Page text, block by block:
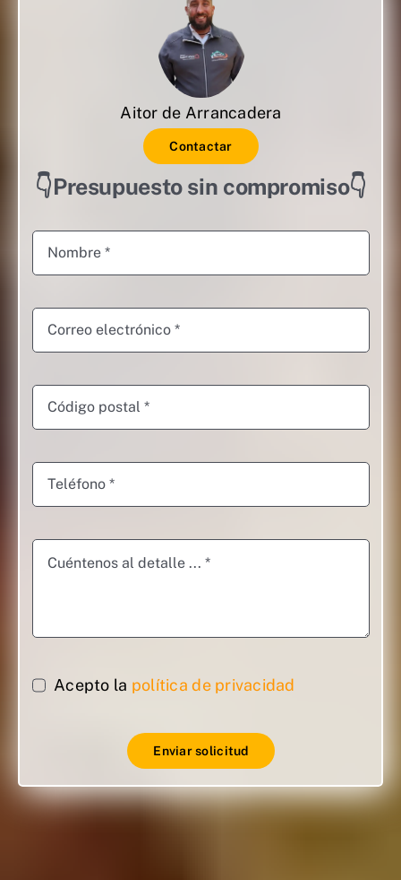
Aitor de Arrancadera
Contactar
👇Presupuesto sin compromiso👇
Acepto la política de privacidad
Enviar solicitud